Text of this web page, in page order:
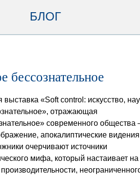
БЛОГ
бессознательное
«Soft control: искусство,
отражающая
современного общества
апокалиптические
очерчивают источники
мифа, который настаивает на